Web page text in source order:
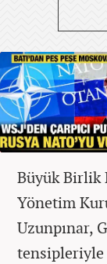
Büyük Birlik
Yönetim
Uzunpınar,
tensipleriyle